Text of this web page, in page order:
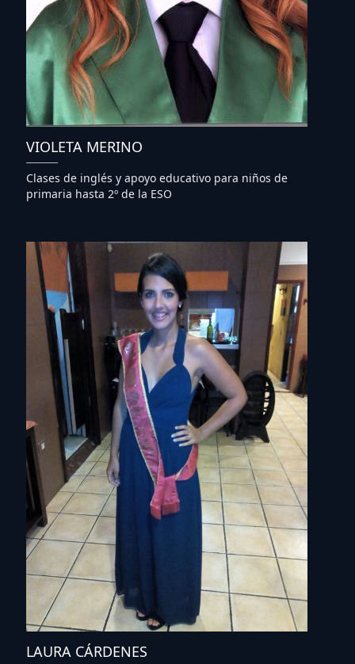
VIOLETA MERINO
Clases de inglés y apoyo educativo para niños de
primaria hasta 2º de la ESO
LAURA CÁRDENES